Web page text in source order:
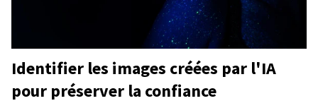
Identifier les images créées par l'IA
pour préserver la confiance